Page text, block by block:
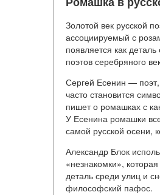
Золотой век русской
ассоциируемый с
появляется как
поэтов серебряного
Сергей Есенин — поэт,
часто становится
пишет о ромашках с
У Есенина ромашки
самой русской осени,
Александр Блок
«незнакомки»,
деталь среди улиц и
философский пафос.